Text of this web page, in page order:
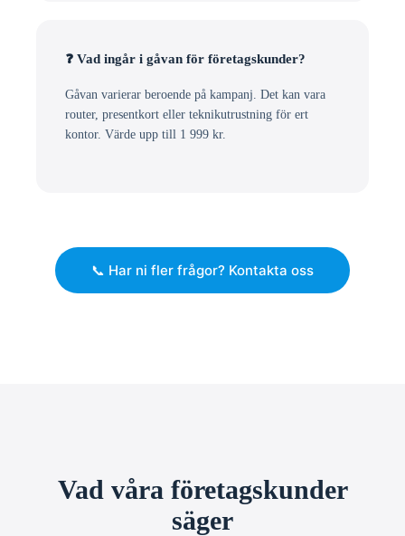
❓ Vad ingår i gåvan för företagskunder?
Gåvan varierar beroende på kampanj. Det kan vara
router, presentkort eller teknikutrustning för ert
kontor. Värde upp till 1 999 kr.
📞 Har ni fler frågor? Kontakta oss
Vad våra företagskunder
säger